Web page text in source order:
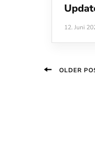
12. Juni
OLDER